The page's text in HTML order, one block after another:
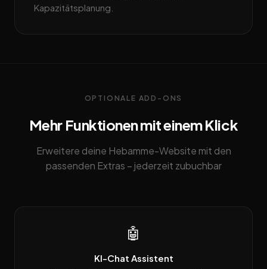
Kapazitätsplanung.
OPTIONALE ADD-ONS
Mehr Funktionen mit einem Klick
Erweitere deine Hebamme-Website mit den
passenden Extras – jederzeit zubuchbar
🤖
KI-Chat Assistent